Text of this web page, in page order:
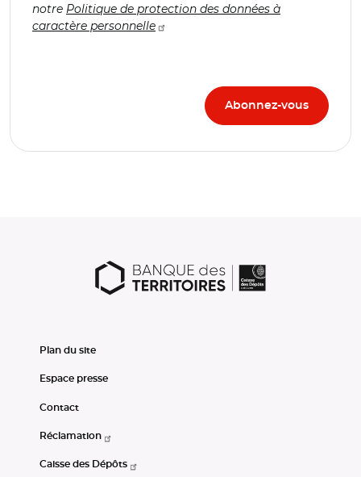
notre Politique de protection des données à
caractère personnelle
Plan du site
Espace presse
Contact
Réclamation
Caisse des Dépôts